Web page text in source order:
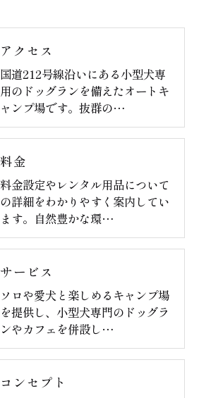
アクセス
国道212号線沿いにある小型犬専
用のドッグランを備えたオートキ
ャンプ場です。抜群の…
料金
料金設定やレンタル用品について
の詳細をわかりやすく案内してい
ます。自然豊かな環…
サービス
ソロや愛犬と楽しめるキャンプ場
を提供し、小型犬専門のドッグラ
ンやカフェを併設し…
コンセプト